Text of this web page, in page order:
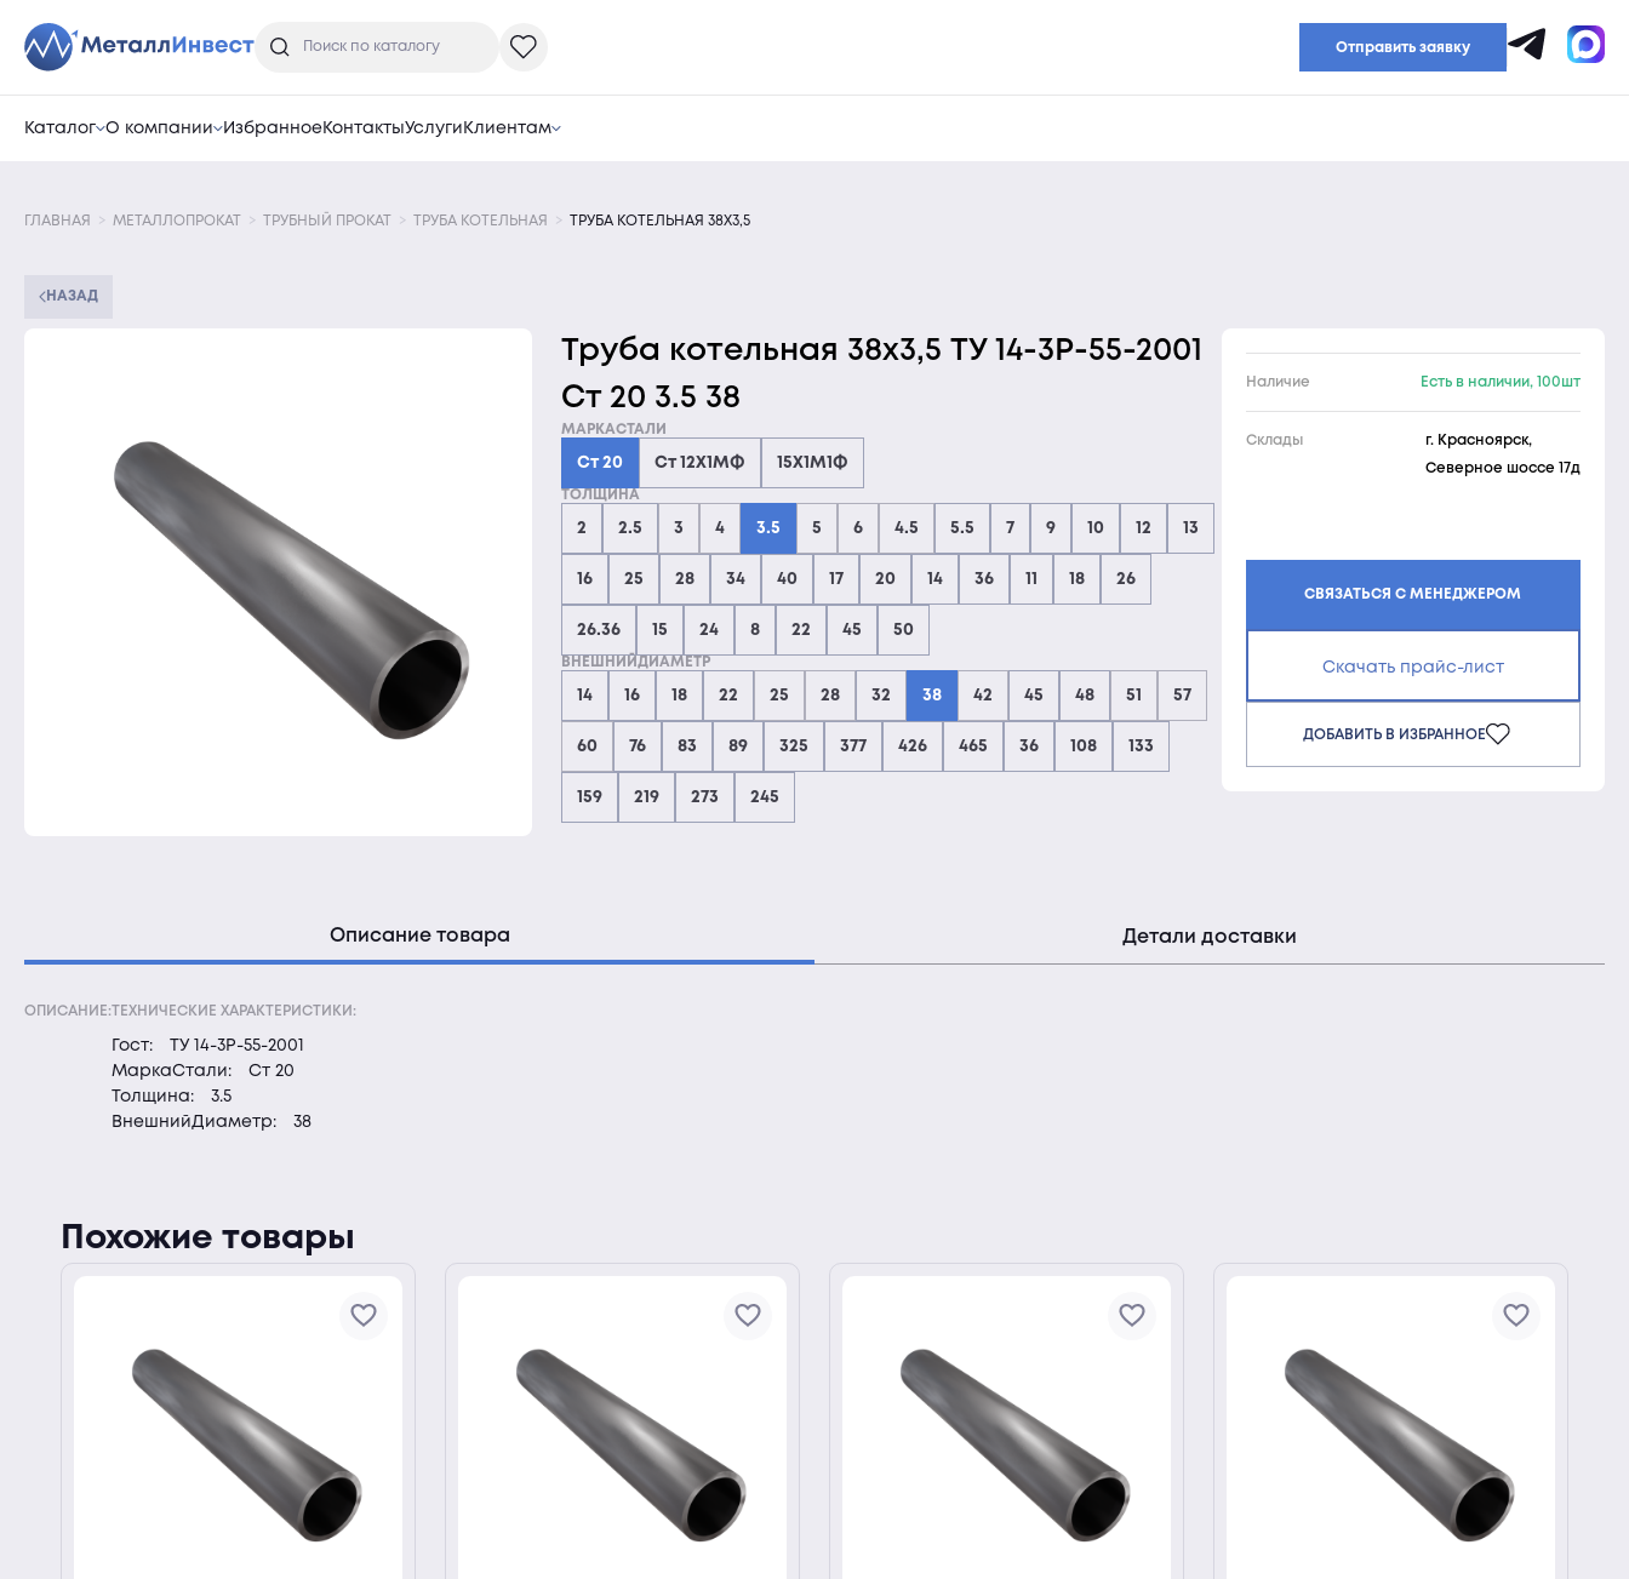
Отправить заявку
Каталог О компании ИзбранноеКонтактыУслуги Клиентам
ГЛАВНАЯ МЕТАЛЛОПРОКАТ ТРУБНЫЙ ПРОКАТ ТРУБА КОТЕЛЬНАЯ ТРУБА КОТЕЛЬНАЯ 38Х3,5
НАЗАД
Труба котельная 38х3,5 ТУ 14-3Р-55-2001
Ст 20 3.5 38
МАРКАСТАЛИ
Ст 20 Ст 12Х1МФ 15Х1М1Ф
ТОЛЩИНА
2 2.5 3 4 3.5 5 6 4.5 5.5 7 9 10 12 13
16 25 28 34 40 17 20 14 36 11 18 26
26.36 15 24 8 22 45 50
ВНЕШНИЙДИАМЕТР
14 16 18 22 25 28 32 38 42 45 48 51 57
60 76 83 89 325 377 426 465 36 108 133
159 219 273 245
Наличие Есть в наличии, 100шт
Склады г. Красноярск,
Северное шоссе 17д
СВЯЗАТЬСЯ С МЕНЕДЖЕРОМ
Скачать прайс-лист
ДОБАВИТЬ В ИЗБРАННОЕ
Описание товара Детали доставки
ОПИСАНИЕ:ТЕХНИЧЕСКИЕ ХАРАКТЕРИСТИКИ:
Гост:
ТУ 14-3Р-55-2001
МаркаСтали:
Ст 20
Толщина:
3.5
ВнешнийДиаметр:
38
Похожие товары